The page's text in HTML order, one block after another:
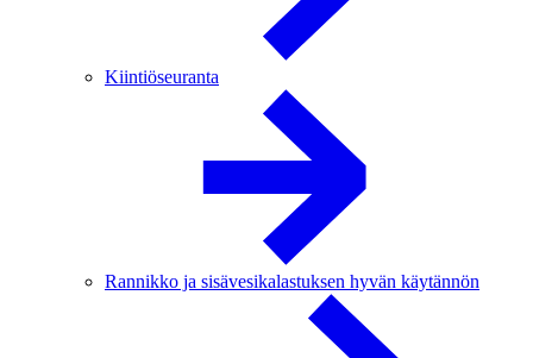
Kiintiöseuranta
Rannikko ja sisävesikalastuksen hyvän käytännön